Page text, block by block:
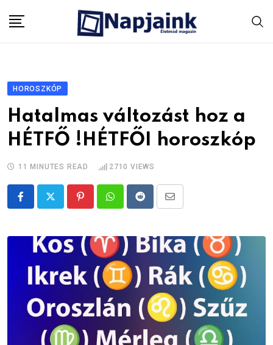
HOROSZKÓP
Hatalmas változást hoz a
HÉTFŐ !HÉTFŐI horoszkóp
11 MINUTES READ 2710 VIEWS
PinterestWhatsappRedditShare
Email